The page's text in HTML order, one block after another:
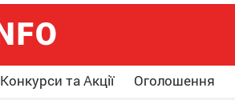
Конкурси та Акції Оголошення